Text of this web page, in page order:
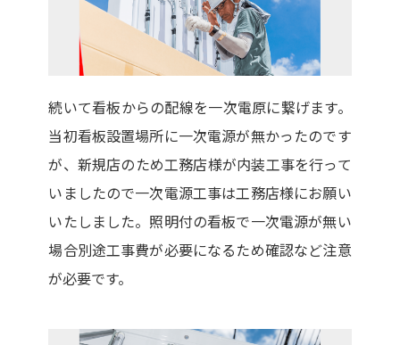
続いて看板からの配線を一次電原に繋げます。
当初看板設置場所に一次電源が無かったのです
が、新規店のため工務店様が内装工事を行って
いましたので一次電源工事は工務店様にお願い
いたしました。照明付の看板で一次電源が無い
場合別途工事費が必要になるため確認など注意
が必要です。